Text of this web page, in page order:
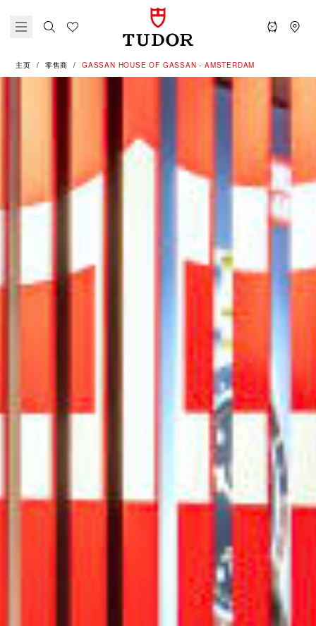
主页 零售商 ‭GASSAN HOUSE OF GASSAN - AMSTERDAM‬